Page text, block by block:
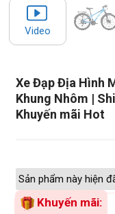
Xe Đạp Địa Hình
Khung Nhôm |
Khuyến mãi Hot
Video
Sản phẩm này hiện
Khuyến mãi: